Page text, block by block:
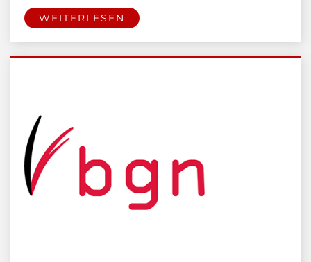
WEITERLESEN